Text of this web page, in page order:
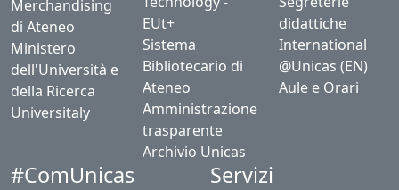
Merchandising
di Ateneo
Ministero
dell'Università e
della Ricerca
Universitaly
EUt+
Sistema
Bibliotecario di
Ateneo
Amministrazione
trasparente
Archivio Unicas
didattiche
International
@Unicas (EN)
Aule e Orari
#ComUnicas Servizi